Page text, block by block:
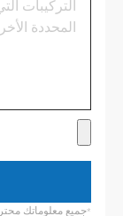
*جميع معلوماتك